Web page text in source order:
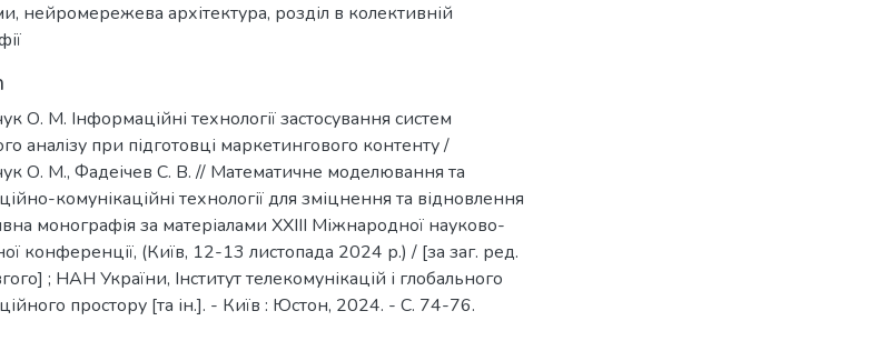
, нейромережева архітектура, розділ в колективній
О. М. Інформаційні технології застосування систем
аналізу при підготовці маркетингового контенту /
О. М., Фадеічев С. В. // Математичне моделювання та
комунікаційні технології для зміцнення та відновлення
монографія за матеріалами ХХІІІ Міжнародної науково-
конференції, (Київ, 12-13 листопада 2024 р.) / [за заг. ред.
; НАН України, Інститут телекомунікацій і глобального
простору [та ін.]. - Київ : Юстон, 2024. - С. 74-76.